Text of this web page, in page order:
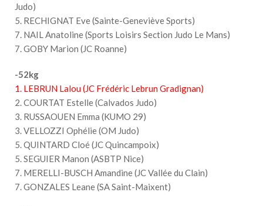
Judo)
5. RECHIGNAT Eve (Sainte-Geneviève Sports)
7. NAIL Anatoline (Sports Loisirs Section Judo Le Mans)
7. GOBY Marion (JC Roanne)
-52kg
1. LEBRUN Lalou (JC Frédéric Lebrun Gradignan)
2. COURTAT Estelle (Calvados Judo)
3. RUSSAOUEN Emma (KUMO 29)
3. VELLOZZI Ophélie (OM Judo)
5. QUINTARD Cloé (JC Quincampoix)
5. SEGUIER Manon (ASBTP Nice)
7. MERELLI-BUSCH Amandine (JC Vallée du Clain)
7. GONZALES Leane (SA Saint-Maixent)